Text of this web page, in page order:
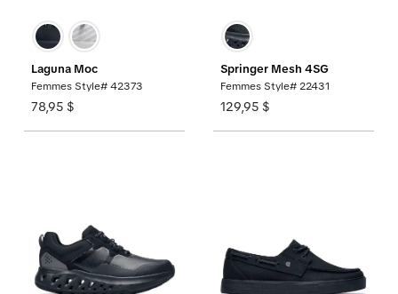
Laguna Moc
Femmes Style# 42373
78,95 $
Springer Mesh 4SG
Femmes Style# 22431
129,95 $